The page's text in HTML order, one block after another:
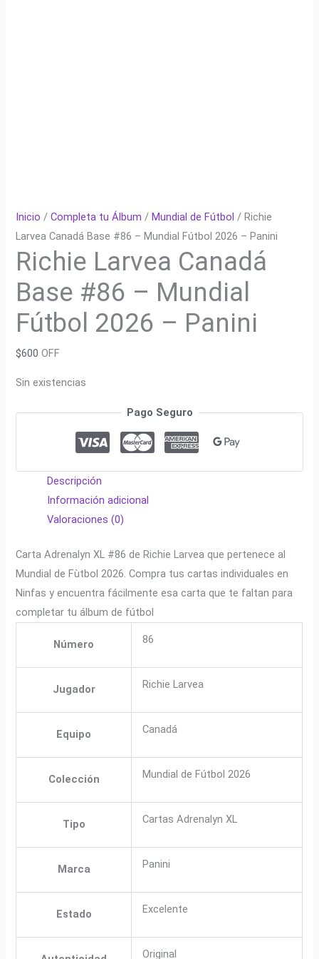
Inicio /Completa tu Álbum /Mundial de Fútbol / Richie
Larvea Canadá Base #86 – Mundial Fútbol 2026 – Panini
Richie Larvea Canadá
Base #86 – Mundial
Fútbol 2026 – Panini
$600 OFF
Sin existencias
Pago Seguro
Descripción
Información adicional
Valoraciones (0)
Carta Adrenalyn XL #86 de Richie Larvea que pertenece al
Mundial de Fùtbol 2026. Compra tus cartas individuales en
Ninfas y encuentra fácilmente esa carta que te faltan para
completar tu álbum de fútbol
Número 86
Jugador Richie Larvea
Equipo Canadá
Colección Mundial de Fútbol 2026
Tipo Cartas Adrenalyn XL
Marca Panini
Estado Excelente
Original